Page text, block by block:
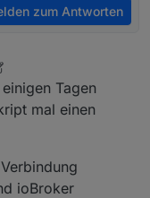
zum Antworten
Tagen
mal einen
ioBroker